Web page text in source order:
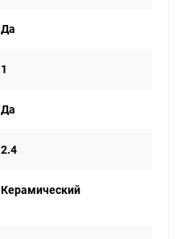
Да
1
Да
2.4
Керамический